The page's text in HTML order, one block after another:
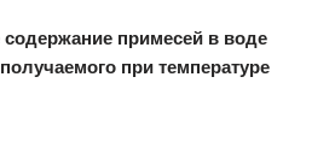
примесей в воде
при температуре